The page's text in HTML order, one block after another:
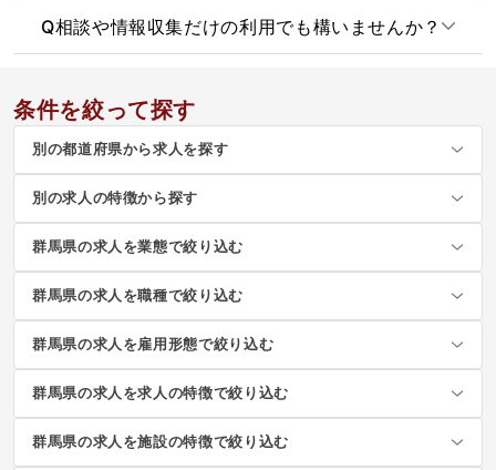
Q相談や情報収集だけの利用でも構いませんか？
条件を絞って探す
別の都道府県から求人を探す
別の求人の特徴から探す
群馬県の求人を業態で絞り込む
群馬県の求人を職種で絞り込む
群馬県の求人を雇用形態で絞り込む
群馬県の求人を求人の特徴で絞り込む
群馬県の求人を施設の特徴で絞り込む